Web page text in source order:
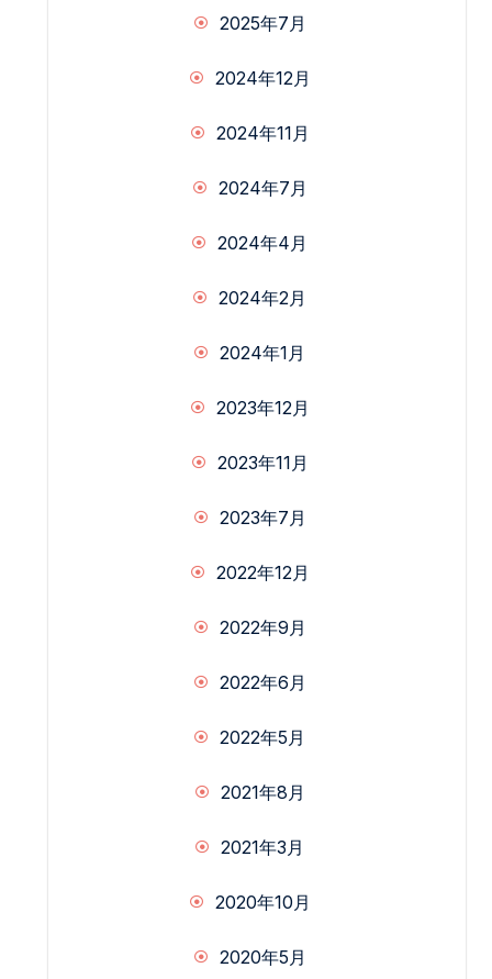
2025年7月
2024年12月
2024年11月
2024年7月
2024年4月
2024年2月
2024年1月
2023年12月
2023年11月
2023年7月
2022年12月
2022年9月
2022年6月
2022年5月
2021年8月
2021年3月
2020年10月
2020年5月